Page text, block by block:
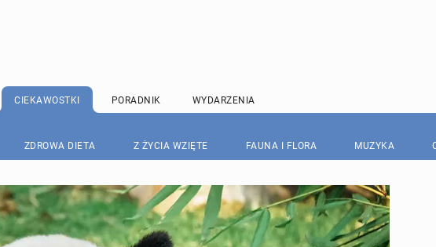
CIEKAWOSTKI PORADNIK WYDARZENIA
ZDROWA DIETA Z ŻYCIA WZIĘTE FAUNA I FLORA MUZYKA